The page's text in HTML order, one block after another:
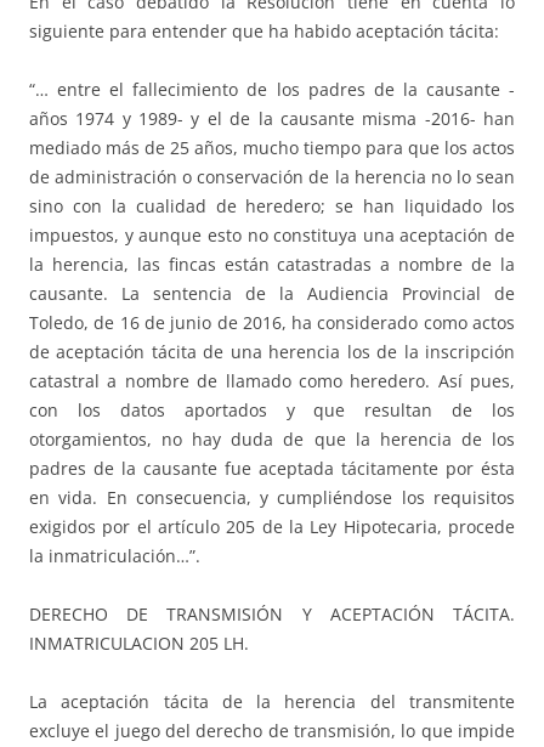
siguiente para entender que ha habido aceptación tácita:
“… entre el fallecimiento de los padres de la causante -
años 1974 y 1989- y el de la causante misma -2016- han
mediado más de 25 años, mucho tiempo para que los actos
de administración o conservación de la herencia no lo sean
sino con la cualidad de heredero; se han liquidado los
impuestos, y aunque esto no constituya una aceptación de
la herencia, las fincas están catastradas a nombre de la
causante. La sentencia de la Audiencia Provincial de
Toledo, de 16 de junio de 2016, ha considerado como actos
de aceptación tácita de una herencia los de la inscripción
catastral a nombre de llamado como heredero. Así pues,
con los datos aportados y que resultan de los
otorgamientos, no hay duda de que la herencia de los
padres de la causante fue aceptada tácitamente por ésta
en vida. En consecuencia, y cumpliéndose los requisitos
exigidos por el artículo 205 de la Ley Hipotecaria, procede
la inmatriculación…”.
DERECHO DE TRANSMISIÓN Y ACEPTACIÓN TÁCITA.
INMATRICULACION 205 LH.
La aceptación tácita de la herencia del transmitente
excluye el juego del derecho de transmisión, lo que impide